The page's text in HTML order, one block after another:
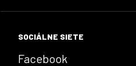
SOCIÁLNE SIETE
Facebook